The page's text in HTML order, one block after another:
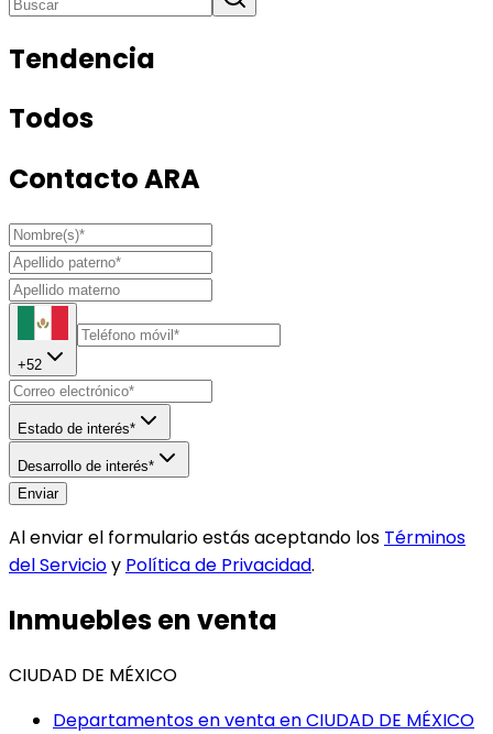
Tendencia
Todos
Contacto ARA
+52
Estado de interés*
Desarrollo de interés*
Enviar
Al enviar el formulario estás aceptando los Términos
del Servicioy Política de Privacidad.
Inmuebles en venta
CIUDAD DE MÉXICO
Departamentos en venta enCIUDAD DE MÉXICO